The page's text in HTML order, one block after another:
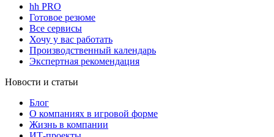
hh PRO
Готовое резюме
Все сервисы
Хочу у вас работать
Производственный календарь
Экспертная рекомендация
Новости и статьи
Блог
О компаниях в игровой форме
Жизнь в компании